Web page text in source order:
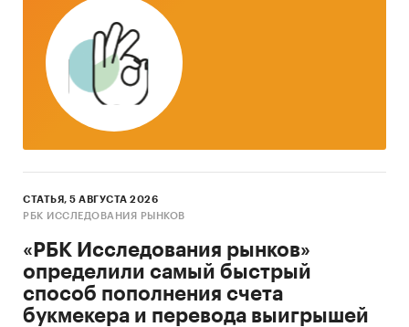
СТАТЬЯ, 5 АВГУСТА 2026
РБК ИССЛЕДОВАНИЯ РЫНКОВ
«РБК Исследования рынков»
определили самый быстрый
способ пополнения счета
букмекера и перевода выигрышей